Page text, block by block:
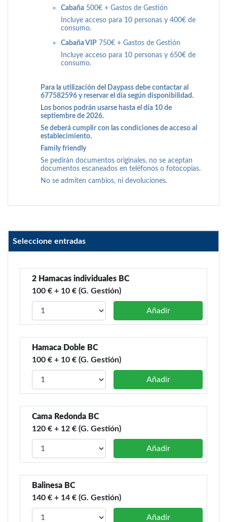
Cabaña 500€ + Gastos de Gestión
Incluye acceso para 10 personas y 400€ de
consumo.
Cabaña VIP 750€ + Gastos de Gestión
Incluye acceso para 10 personas y 650€ de
consumo.
Para la utilización del Daypass debe contactar al
677582596 y reservar el día según disponibilidad.
Los bonos podrán usarse hasta el día 10 de
septiembre de 2026.
Se deberá cumplir con las condiciones de acceso al
establecimiento.
Family friendly
Se pedirán documentos originales, no se aceptan
documentos escaneados en teléfonos o fotocopias.
No se admiten cambios, ni devoluciones.
Seleccione entradas
2 Hamacas individuales BC
100 € + 10 € (G. Gestión)
Añadir
Hamaca Doble BC
100 € + 10 € (G. Gestión)
Añadir
Cama Redonda BC
120 € + 12 € (G. Gestión)
Añadir
Balinesa BC
140 € + 14 € (G. Gestión)
Añadir